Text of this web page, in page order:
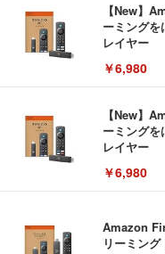
【New】
ーミング
レイヤー
￥6,980
【New】
ーミング
レイヤー
￥6,980
Amazon
リーミン